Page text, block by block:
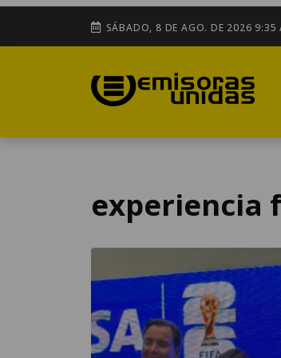
SÁBADO, 8 DE AGO. DE 2026 9:35
experiencia